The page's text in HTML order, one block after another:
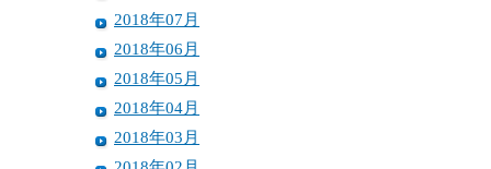
2018年07月
2018年06月
2018年05月
2018年04月
2018年03月